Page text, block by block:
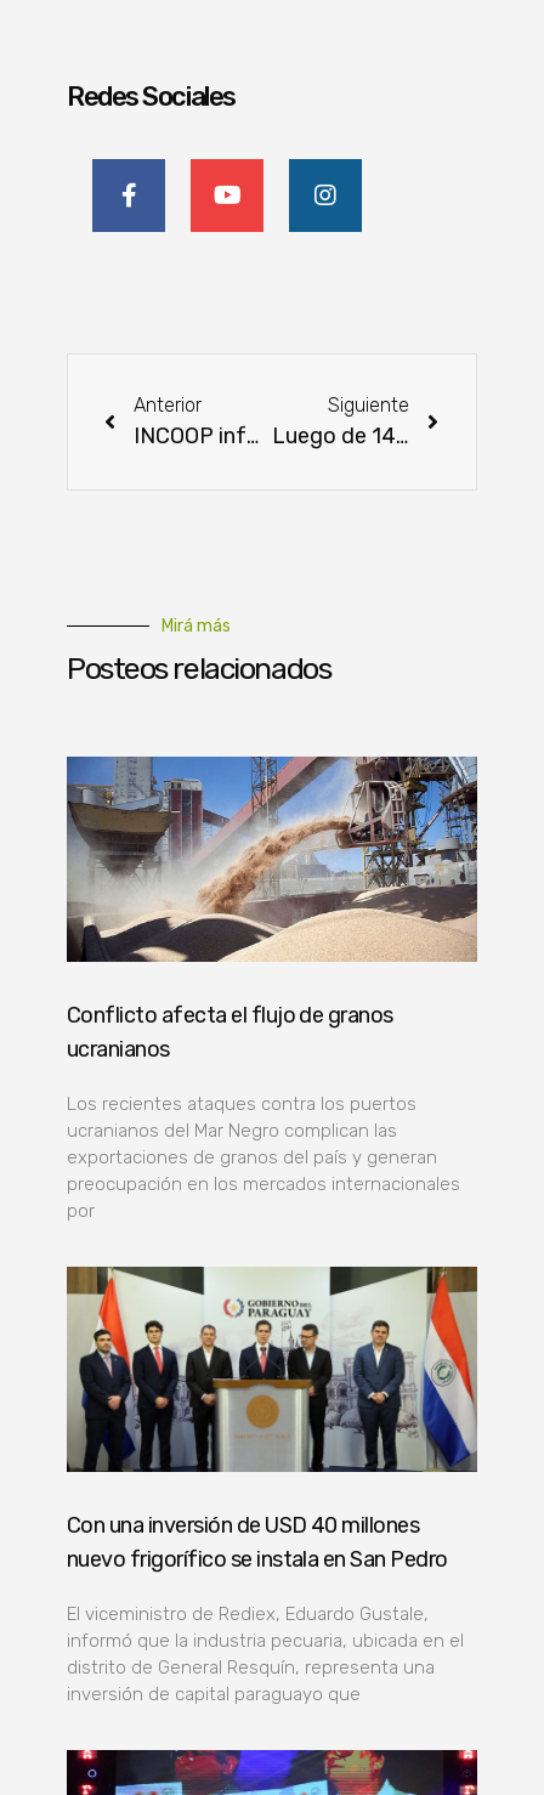
Redes Sociales
Anterior
INCOOP informa sobre límites de Tarjetas de Crédito
Siguiente
Luego de 14 años se actualizará información del sector rural con el censo agrícola nacional
Mirá más
Posteos relacionados
Conflicto afecta el flujo de granos
ucranianos
Los recientes ataques contra los puertos
ucranianos del Mar Negro complican las
exportaciones de granos del país y generan
preocupación en los mercados internacionales
por
Con una inversión de USD 40 millones
nuevo frigorífico se instala en San Pedro
El viceministro de Rediex, Eduardo Gustale,
informó que la industria pecuaria, ubicada en el
distrito de General Resquín, representa una
inversión de capital paraguayo que